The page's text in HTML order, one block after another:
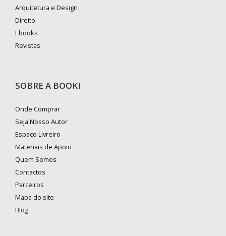
Arquitetura e Design
Direito
Ebooks
Revistas
SOBRE A BOOKI
Onde Comprar
Seja Nosso Autor
Espaço Livreiro
Materiais de Apoio
Quem Somos
Contactos
Parceiros
Mapa do site
Blog